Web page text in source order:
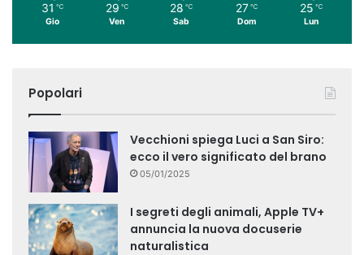
31 ℃
Gio
29 ℃
Ven
28 ℃
Sab
27 ℃
Dom
25 ℃
Lun
Popolari
Vecchioni spiega Luci a San Siro:
ecco il vero significato del brano
05/01/2025
I segreti degli animali, Apple TV+
annuncia la nuova docuserie
naturalistica